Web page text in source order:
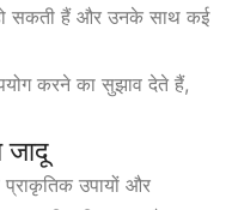
हो सकती हैं और उनके साथ कई
करने का सुझाव देते हैं,
जादू
प्राकृतिक उपायों और